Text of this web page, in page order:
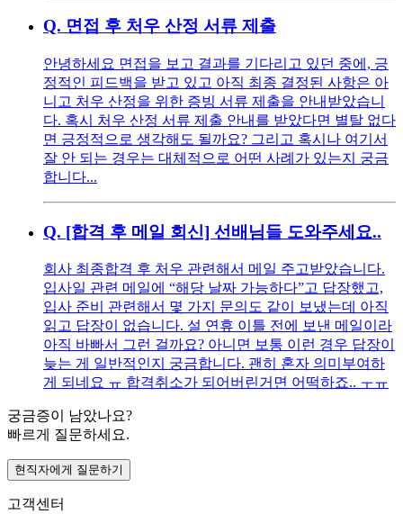
Q. 면접 후 처우 산정 서류 제출
안녕하세요 면접을 보고 결과를 기다리고 있던 중에, 긍
정적인 피드백을 받고 있고 아직 최종 결정된 사항은 아
니고 처우 산정을 위한 증빙 서류 제출을 안내받았습니
다. 혹시 처우 산정 서류 제출 안내를 받았다면 별탈 없다
면 긍정적으로 생각해도 될까요? 그리고 혹시나 여기서
잘 안 되는 경우는 대체적으로 어떤 사례가 있는지 궁금
합니다...
Q. [합격 후 메일 회신] 선배님들 도와주세요..
회사 최종합격 후 처우 관련해서 메일 주고받았습니다.
입사일 관련 메일에 “해당 날짜 가능하다”고 답장했고,
입사 준비 관련해서 몇 가지 문의도 같이 보냈는데 아직
읽고 답장이 없습니다. 설 연휴 이틀 전에 보낸 메일이라
아직 바빠서 그런 걸까요? 아니면 보통 이런 경우 답장이
늦는 게 일반적인지 궁금합니다. 괜히 혼자 의미부여하
게 되네요 ㅠ 합격취소가 되어버린거면 어떡하죠.. ㅜㅠ
궁금증이 남았나요?
빠르게 질문하세요.
현직자에게 질문하기
고객센터